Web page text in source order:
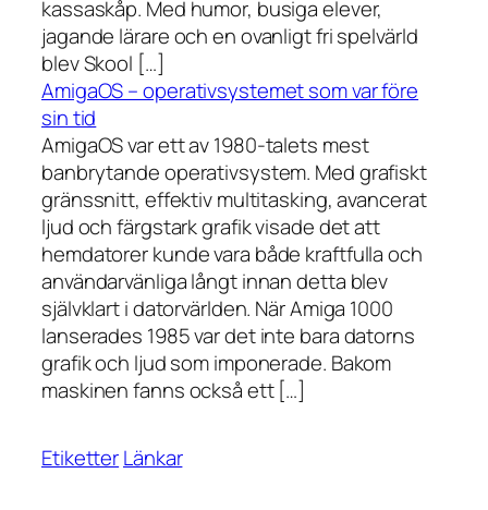
kassaskåp. Med humor, busiga elever,
jagande lärare och en ovanligt fri spelvärld
blev Skool […]
AmigaOS – operativsystemet som var före
sin tid
AmigaOS var ett av 1980-talets mest
banbrytande operativsystem. Med grafiskt
gränssnitt, effektiv multitasking, avancerat
ljud och färgstark grafik visade det att
hemdatorer kunde vara både kraftfulla och
användarvänliga långt innan detta blev
självklart i datorvärlden. När Amiga 1000
lanserades 1985 var det inte bara datorns
grafik och ljud som imponerade. Bakom
maskinen fanns också ett […]
EtiketterLänkar